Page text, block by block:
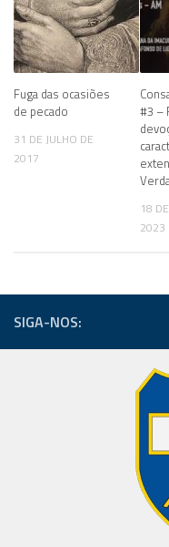
Fuga das ocasiões
de pecado
31 DE JULHO DE
2017
#3 –
18
2023
SIGA-NOS: